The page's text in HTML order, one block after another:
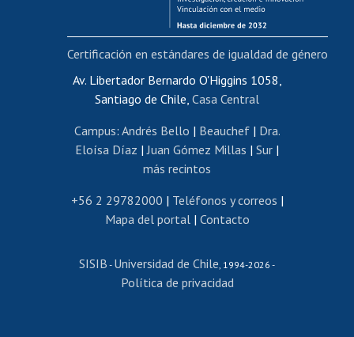
Cursos internos de capacitación
Bienestar del personal
Portal de movilidad interna
Certificado de renta
Certificado de renta honorarios
Editar páginas blancas
Extranjeras/os
Revalidación y reconocimiento de títulos
Postulación al Programa de Movilidad Estudiantil
Cursos de español
Av. Libertador Bernardo O'Higgins 1058,
Santiago de Chile, Casa Central
Campus: Andrés Bello | Beauchef| Dra.
Eloísa Díaz |Juan Gómez Millas | Sur |
más recintos
+56 2 29782000 | Teléfonos y correos |
Mapa del portal| Contacto
SISIB - Universidad de Chile, 1994-2026 -
Política de privacidad
Certificación en estándares de igualdad de género